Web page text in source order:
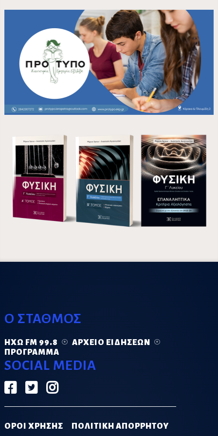
Ο ΣΤΑΘΜΟΣ
ΗΧΏ FM 99.8
ΑΡΧΕΊΟ ΕΙΔΉΣΕΩΝ
ΠΡΌΓΡΑΜΜΑ
SOCIAL MEDIA
ΟΡΟΙ ΧΡΗΣΗΣ ΠΟΛΙΤΙΚΗ ΑΠΟΡΡΗΤΟΥ